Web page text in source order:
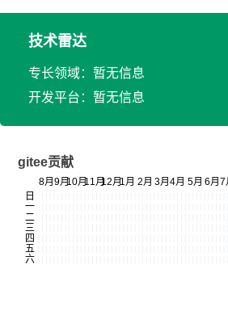
技术雷达
专长领域：暂无信息
开发平台：暂无信息
gitee贡献